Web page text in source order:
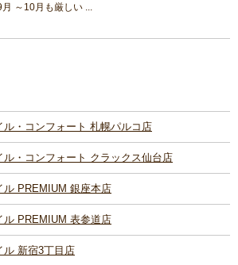
～10月も厳しい ...
・コンフォート 札幌パルコ店
・コンフォート クラックス仙台店
ル PREMIUM 銀座本店
ル PREMIUM 表参道店
ル 新宿3丁目店